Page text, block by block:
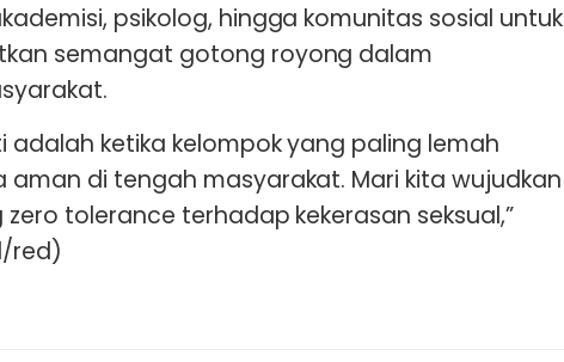
psikolog, hingga komunitas sosial untuk
semangat gotong royong dalam
adalah ketika kelompok yang paling lemah
aman di tengah masyarakat. Mari kita wujudkan
tolerance terhadap kekerasan seksual,”
red)